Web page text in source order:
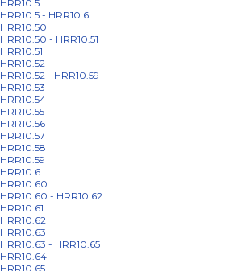
HRR10.5
HRR10.5 - HRR10.6
HRR10.50
HRR10.50 - HRR10.51
HRR10.51
HRR10.52
HRR10.52 - HRR10.59
HRR10.53
HRR10.54
HRR10.55
HRR10.56
HRR10.57
HRR10.58
HRR10.59
HRR10.6
HRR10.60
HRR10.60 - HRR10.62
HRR10.61
HRR10.62
HRR10.63
HRR10.63 - HRR10.65
HRR10.64
HRR10.65